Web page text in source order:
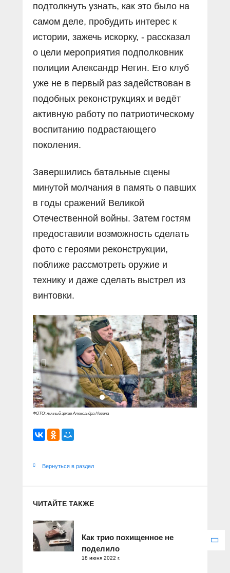
подтолкнуть узнать, как это было на
самом деле, пробудить интерес к
истории, зажечь искорку, - рассказал
о цели мероприятия подполковник
полиции Александр Негин. Его клуб
уже не в первый раз задействован в
подобных реконструкциях и ведёт
активную работу по патриотическому
воспитанию подрастающего
поколения.
Завершились батальные сцены
минутой молчания в память о павших
в годы сражений Великой
Отечественной войны. Затем гостям
предоставили возможность сделать
фото с героями реконструкции,
поближе рассмотреть оружие и
технику и даже сделать выстрел из
винтовки.
ФОТО: личный архив Александра Негина
Вернуться в раздел
ЧИТАЙТЕ ТАКЖЕ
Как трио похищенное не
поделило
18 июня 2022 г.